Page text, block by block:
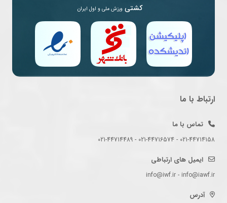
کشتی ورزش ملی و اول ایران
ارتباط با ما
تماس با ما
021-44714158 - 021-44716574 - 021-44714489
ایمیل های ارتباطی
info@iwf.ir - info@iawf.ir
آدرس